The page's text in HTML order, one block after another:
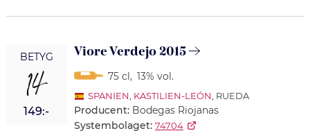
BETYG
14
149:-
Viore Verdejo 2015
75 cl, 13% vol.
SPANIEN KASTILIEN-LEÓN , RUEDA
Producent: Bodegas Riojanas
Systembolaget: 74704